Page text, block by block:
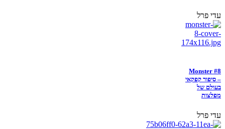
עדי פרל
Monster #8
– סיפור קפקאי
בעולם של
מפלצות
עדי פרל